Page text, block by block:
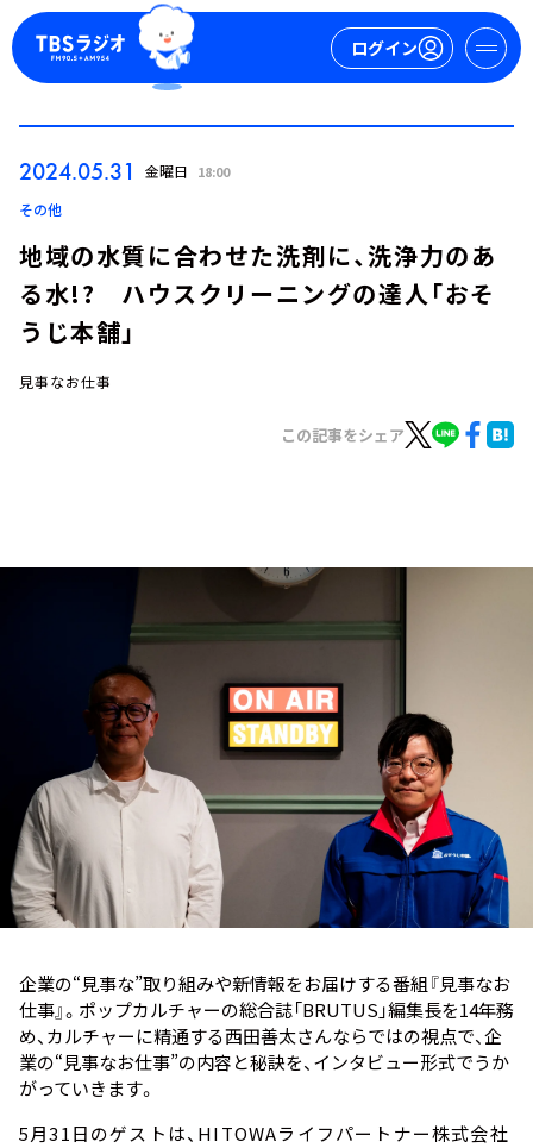
ログイン
イベント・グッズ
YouTube
会社情報
2024.05.31 金曜日 18:00
その他
地域の水質に合わせた洗剤に、洗浄力のあ
る水!? ハウスクリーニングの達人「おそ
うじ本舗」
見事なお仕事
この記事をシェア
企業の“見事な”取り組みや新情報をお届けする番組『見事なお
仕事』。ポップカルチャーの総合誌「BRUTUS」編集長を14年務
め、カルチャーに精通する西田善太さんならではの視点で、企
業の“見事なお仕事”の内容と秘訣を、インタビュー形式でうか
がっていきます。
5月31日のゲストは、HITOWAライフパートナー株式会社